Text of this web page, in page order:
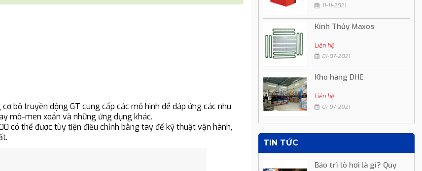
bộ truyền động GT cung cấp các mô hình để đáp ứng các nhu
mô-men xoắn và những ứng dụng khác.
có thể được tùy tiện điều chỉnh bằng tay để kỹ thuật vận hành,
11-11-2021
Kính Thủy Maxos
Liên hệ
01-07-2021
Kho hàng DHE
Liên hệ
01-07-2021
TIN TỨC
Bảo trì lò hơi là gì? Quy